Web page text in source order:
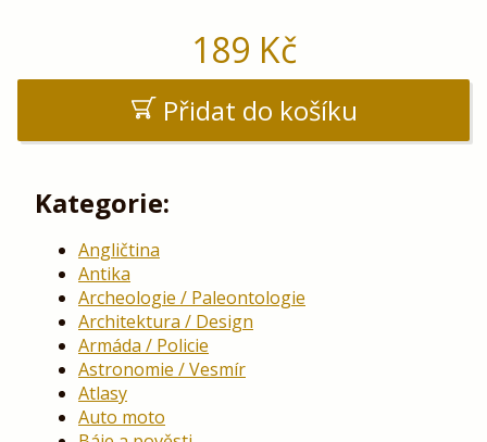
189 Kč
Přidat do košíku
Kategorie:
Angličtina
Antika
Archeologie / Paleontologie
Architektura / Design
Armáda / Policie
Astronomie / Vesmír
Atlasy
Auto moto